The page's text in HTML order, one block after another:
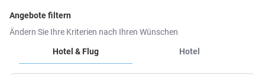
Angebote filtern
Ändern Sie Ihre Kriterien nach Ihren Wünschen
Hotel & Flug
Hotel